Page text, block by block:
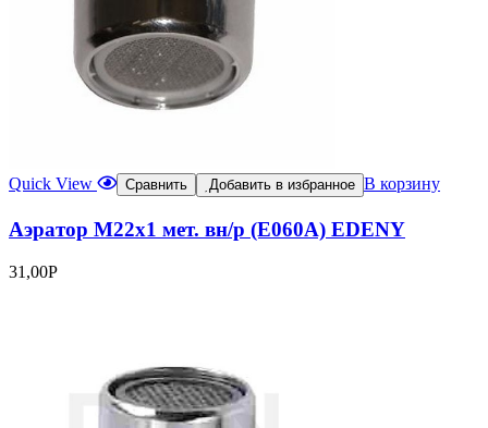
Quick View Сравнить Добавить в избранное В корзину
Аэратор М22х1 мет. вн/р (Е060А) EDENY
31,00Р